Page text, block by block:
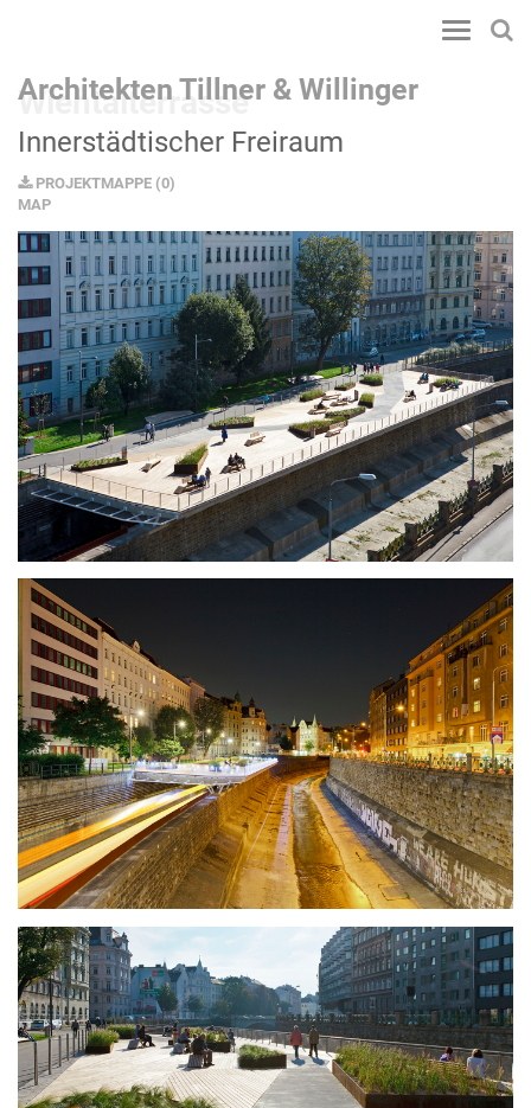
Toggle
Architekten Tillner & Willinger
Wientalterrasse
Innerstädtischer Freiraum
PROJEKTMAPPE (0)
MAP